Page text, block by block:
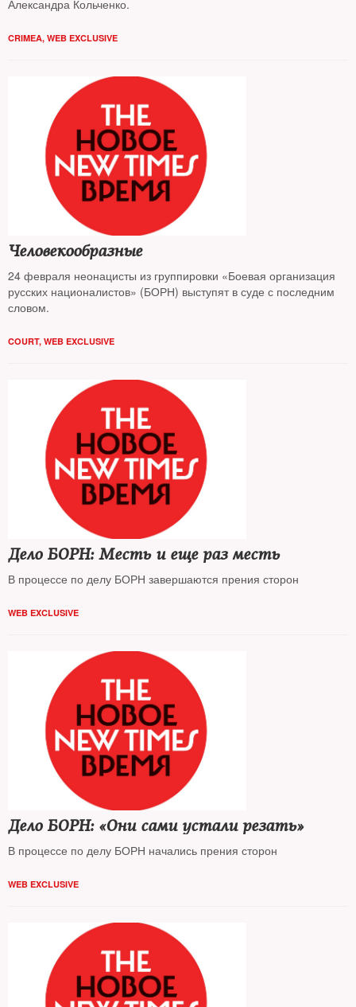
Александра Кольченко.
CRIMEA, WEB EXCLUSIVE
Человекообразные
24 февраля неонацисты из группировки «Боевая организация
русских националистов» (БОРН) выступят в суде с последним
словом.
COURT, WEB EXCLUSIVE
Дело БОРН: Месть и еще раз месть
В процессе по делу БОРН завершаются прения сторон
WEB EXCLUSIVE
Дело БОРН: «Они сами устали резать»
В процессе по делу БОРН начались прения сторон
WEB EXCLUSIVE